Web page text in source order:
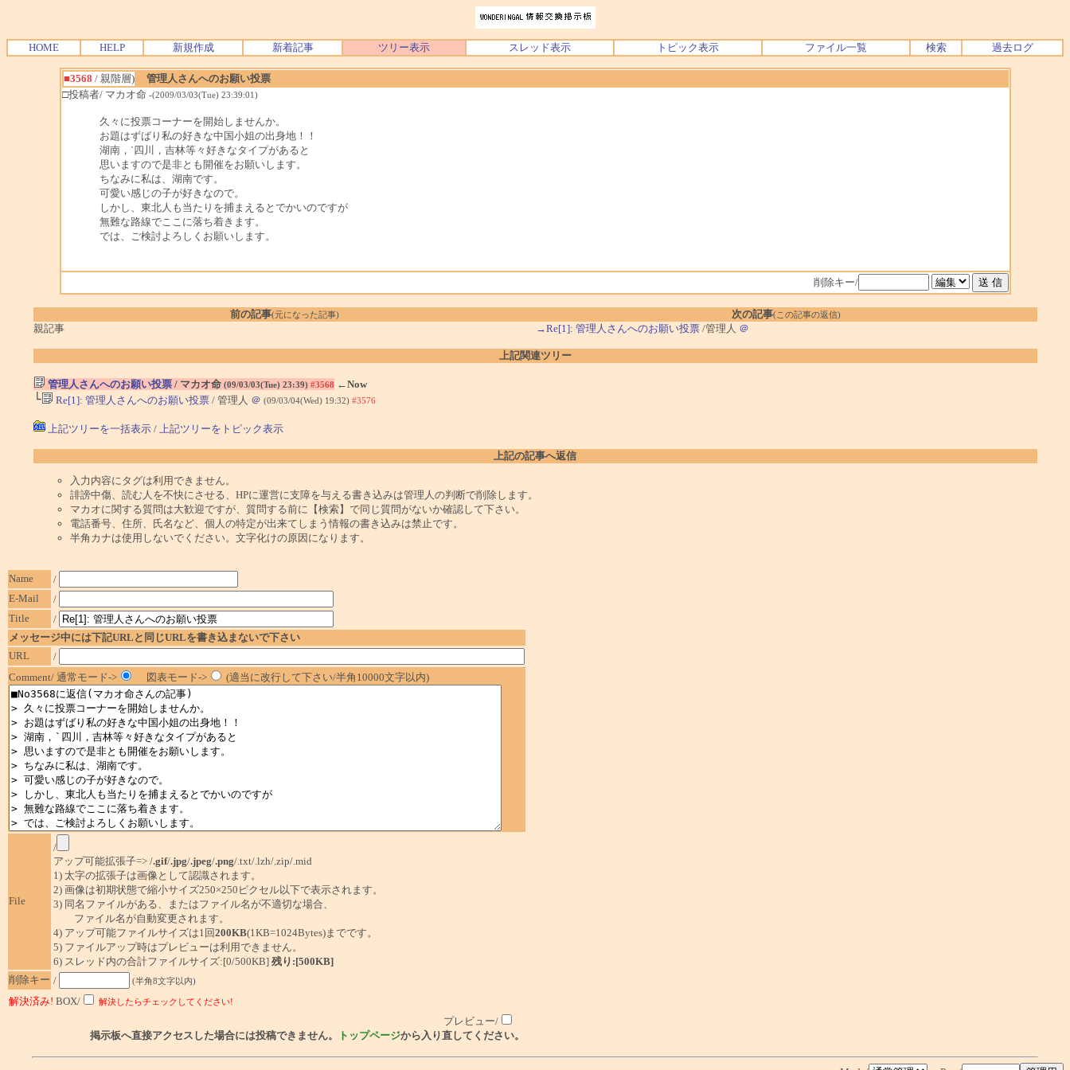
HOME HELP 新規作成 新着記事 ツリー表示 スレッド表示 トピック表示 ファイル一覧 検索 過去ログ
■3568 / 親階層)
管理人さんへのお願い投票
□投稿者/ マカオ命 -(2009/03/03(Tue) 23:39:01)
久々に投票コーナーを開始しませんか。
お題はずばり私の好きな中国小姐の出身地！！
湖南，`四川，吉林等々好きなタイプがあると
思いますので是非とも開催をお願いします。
ちなみに私は、湖南です。
可愛い感じの子が好きなので。
しかし、東北人も当たりを捕まえるとでかいのですが
無難な路線でここに落ち着きます。
では、ご検討よろしくお願いします。
削除キー/
前の記事(元になった記事) 次の記事(この記事の返信)
親記事 →Re[1]: 管理人さんへのお願い投票/管理人 ＠
上記関連ツリー
管理人さんへのお願い投票/ マカオ命 (09/03/03(Tue) 23:39) #3568 ←Now
└ Re[1]: 管理人さんへのお願い投票/ 管理人 ＠ (09/03/04(Wed) 19:32) #3576
上記ツリーを一括表示/ 上記ツリーをトピック表示
上記の記事へ返信
入力内容にタグは利用できません。
誹謗中傷、読む人を不快にさせる、HPに運営に支障を与える書き込みは管理人の判断で削除します。
マカオに関する質問は大歓迎ですが、質問する前に【検索】で同じ質問がないか確認して下さい。
電話番号、住所、氏名など、個人の特定が出来てしまう情報の書き込みは禁止です。
半角カナは使用しないでください。文字化けの原因になります。
Name
/
E-Mail
/
Title
/
メッセージ中には下記URLと同じURLを書き込まないで下さい
URL
/
Comment/ 通常モード->
図表モード-> (適当に改行して下さい/半角10000文字以内)
File
/
アップ可能拡張子=> /.gif/.jpg/.jpeg/.png/.txt/.lzh/.zip/.mid
1) 太字の拡張子は画像として認識されます。
2) 画像は初期状態で縮小サイズ250×250ピクセル以下で表示されます。
3) 同名ファイルがある、またはファイル名が不適切な場合、
ファイル名が自動変更されます。
4) アップ可能ファイルサイズは1回200KB(1KB=1024Bytes)までです。
5) ファイルアップ時はプレビューは利用できません。
6) スレッド内の合計ファイルサイズ:[0/500KB] 残り:[500KB]
削除キー / (半角8文字以内)
解決済み! BOX/ 解決したらチェックしてください!
プレビュー/
掲示板へ直接アクセスした場合には投稿できません。
トップページから入り直してください。